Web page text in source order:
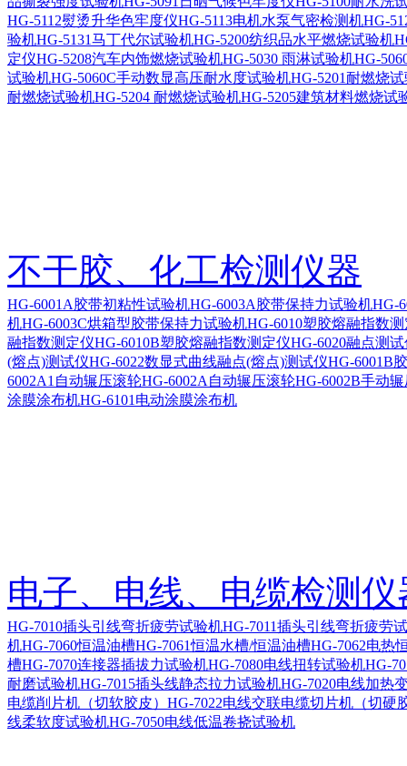
HG-5112熨烫升华色牢度仪HG-5113电机水泵气密检测机HG-
验机HG-5131马丁代尔试验机HG-5200纺织品水平燃烧试验机
定仪HG-5208汽车内饰燃烧试验机HG-5030 雨淋试验机HG-
试验机HG-5060C手动数显高压耐水度试验机HG-5201耐燃烧
耐燃烧试验机HG-5204 耐燃烧试验机HG-5205建筑材料燃烧试
不干胶、化工检测仪器
HG-6001A胶带初粘性试验机HG-6003A胶带保持力试验机HG-
机HG-6003C烘箱型胶带保持力试验机HG-6010塑胶熔融指数
融指数测定仪HG-6010B塑胶熔融指数测定仪HG-6020融点测
(熔点)测试仪HG-6022数显式曲线融点(熔点)测试仪HG-6001B
6002A1自动辗压滚轮HG-6002A自动辗压滚轮HG-6002B手动
涂膜涂布机HG-6101电动涂膜涂布机
电子、电线、电缆检测仪
HG-7010插头引线弯折疲劳试验机HG-7011插头引线弯折疲劳
机HG-7060恒温油槽HG-7061恒温水槽/恒温油槽HG-7062电热
槽HG-7070连接器插拔力试验机HG-7080电线扭转试验机HG-
耐磨试验机HG-7015插头线静态拉力试验机HG-7020电线加热
电缆削片机（切软胶皮） HG-7022电线交联电缆切片机（切硬
线柔软度试验机HG-7050电线低温卷挠试验机